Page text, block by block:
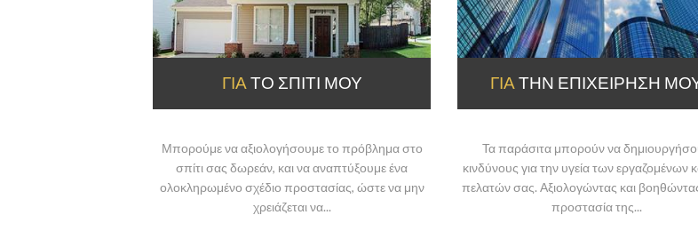
ΓΙΑ ΤΟ ΣΠΙΤΙ ΜΟΥ
Μπορούμε να αξιολογήσουμε το πρόβλημα στο
σπίτι σας δωρεάν, και να αναπτύξουμε ένα
ολοκληρωμένο σχέδιο προστασίας, ώστε να μην
χρειάζεται να...
ΓΙΑΤΗΝ ΕΠΙΧΕΊΡΗΣΉ
Τα παράσιτα μπορούν να
κινδύνους για την υγεία των εργαζομένων
πελατών σας. Αξιολογώντας και
προστασία της...